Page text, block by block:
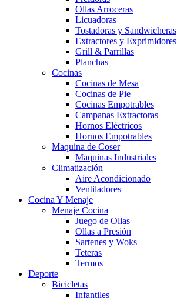
Ollas Arroceras
Licuadoras
Tostadoras y Sandwicheras
Extractores y Exprimidores
Grill & Parrillas
Planchas
Cocinas
Cocinas de Mesa
Cocinas de Pie
Cocinas Empotrables
Campanas Extractoras
Hornos Eléctricos
Hornos Empotrables
Maquina de Coser
Maquinas Industriales
Climatización
Aire Acondicionado
Ventiladores
Cocina Y Menaje
Menaje Cocina
Juego de Ollas
Ollas a Presión
Sartenes y Woks
Teteras
Termos
Deporte
Bicicletas
Infantiles